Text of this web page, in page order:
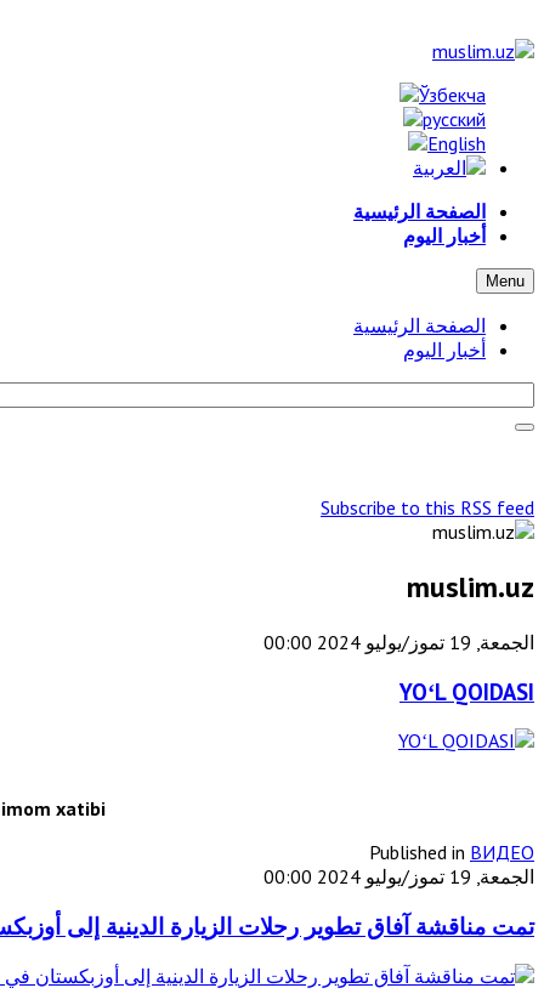
الصفحة الرئيسية
أخبار اليوم
Menu
الصفحة الرئيسية
أخبار اليوم
Subscribe to this RSS feed
muslim.uz
الجمعة, 19 تموز/يوليو 2024 00:00
YOʻL QOIDASI
xatibi
Published in ВИДЕО
الجمعة, 19 تموز/يوليو 2024 00:00
تمت مناقشة آفاق تطوير رحلات الزيارة الدينية إلى